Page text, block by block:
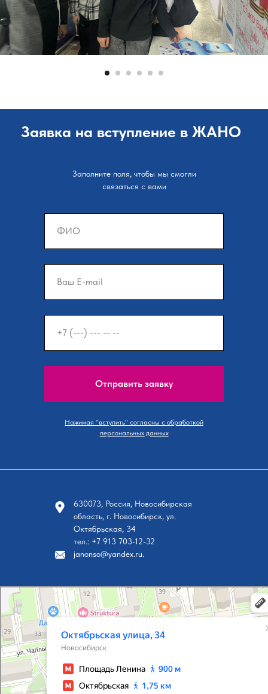
Отправить заявку
Заявка на вступление в ЖАНО
Заполните поля, чтобы мы смогли
связаться с вами
Нажимая "вступить" согласны с обработкой
персональных данных
Новосибирск
Октябрьская улица, 34 на карте Новосибирска, ближайшее метро Площадь Ленина —
janonso@yandex.ru.
630073, Россия, Новосибирская
область, г. Новосибирск, ул.
Октябрьская, 34
тел.: +7 913 703-12-32